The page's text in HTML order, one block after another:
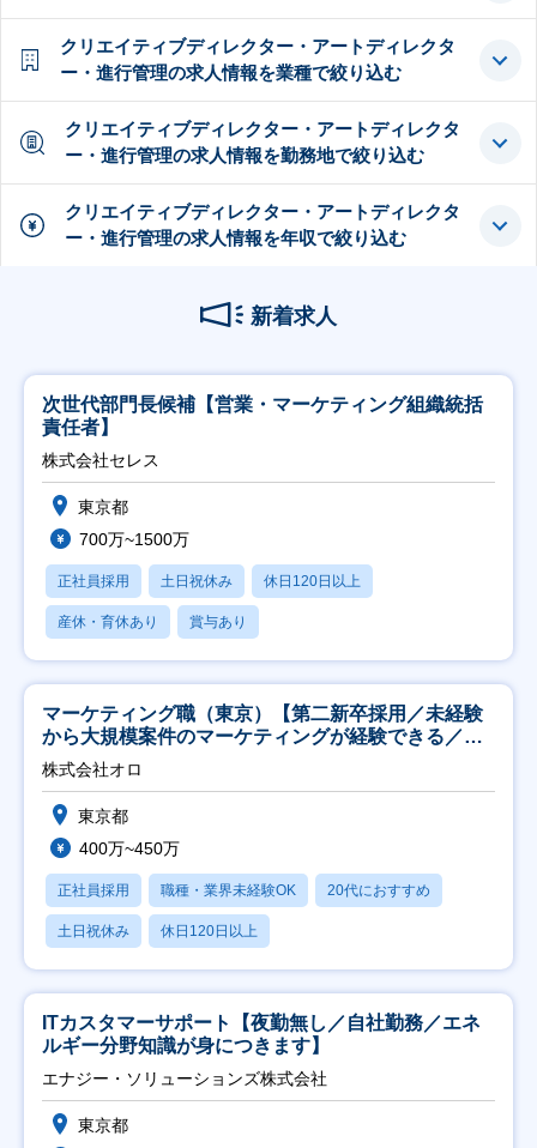
クリエイティブディレクター・アートディレクタ
ー・進行管理の求人情報を業種で絞り込む
クリエイティブディレクター・アートディレクタ
ー・進行管理の求人情報を勤務地で絞り込む
クリエイティブディレクター・アートディレクタ
ー・進行管理の求人情報を年収で絞り込む
新着求人
次世代部門長候補【営業・マーケティング組織統括
責任者】
株式会社セレス
東京都
700万~1500万
正社員採用 土日祝休み 休日120日以上
産休・育休あり 賞与あり
マーケティング職（東京）【第二新卒採用／未経験
から大規模案件のマーケティングが経験できる／研
修充実】
株式会社オロ
東京都
400万~450万
正社員採用 職種・業界未経験OK 20代におすすめ
土日祝休み 休日120日以上
ITカスタマーサポート【夜勤無し／自社勤務／エネ
ルギー分野知識が身につきます】
エナジー・ソリューションズ株式会社
東京都